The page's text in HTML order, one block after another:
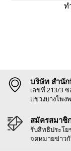
ท
บริษัท สำนัก
เลขที่ 213/3
แขวงบางโพง
สมัครสมาชิ
รับสิทธิประโ
จดหมายข่าวกั